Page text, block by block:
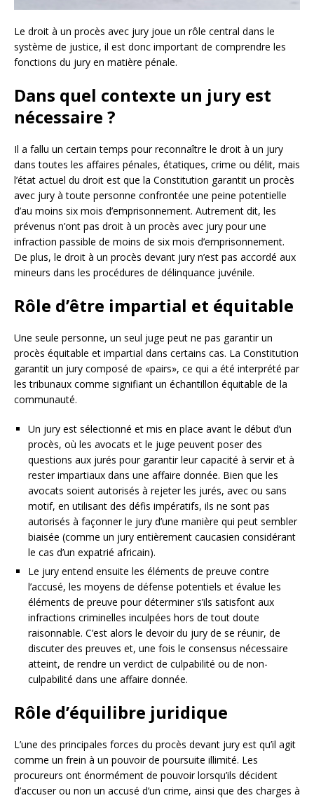
Le droit à un procès avec jury joue un rôle central dans le
système de justice, il est donc important de comprendre les
fonctions du jury en matière pénale.
Dans quel contexte un jury est
nécessaire ?
Il a fallu un certain temps pour reconnaître le droit à un jury
dans toutes les affaires pénales, étatiques, crime ou délit, mais
l’état actuel du droit est que la Constitution garantit un procès
avec jury à toute personne confrontée une peine potentielle
d’au moins six mois d’emprisonnement. Autrement dit, les
prévenus n’ont pas droit à un procès avec jury pour une
infraction passible de moins de six mois d’emprisonnement.
De plus, le droit à un procès devant jury n’est pas accordé aux
mineurs dans les procédures de délinquance juvénile.
Rôle d’être impartial et équitable
Une seule personne, un seul juge peut ne pas garantir un
procès équitable et impartial dans certains cas. La Constitution
garantit un jury composé de «pairs», ce qui a été interprété par
les tribunaux comme signifiant un échantillon équitable de la
communauté.
Un jury est sélectionné et mis en place avant le début d’un
procès, où les avocats et le juge peuvent poser des
questions aux jurés pour garantir leur capacité à servir et à
rester impartiaux dans une affaire donnée. Bien que les
avocats soient autorisés à rejeter les jurés, avec ou sans
motif, en utilisant des défis impératifs, ils ne sont pas
autorisés à façonner le jury d’une manière qui peut sembler
biaisée (comme un jury entièrement caucasien considérant
le cas d’un expatrié africain).
Le jury entend ensuite les éléments de preuve contre
l’accusé, les moyens de défense potentiels et évalue les
éléments de preuve pour déterminer s’ils satisfont aux
infractions criminelles inculpées hors de tout doute
raisonnable. C’est alors le devoir du jury de se réunir, de
discuter des preuves et, une fois le consensus nécessaire
atteint, de rendre un verdict de culpabilité ou de non-
culpabilité dans une affaire donnée.
Rôle d’équilibre juridique
L’une des principales forces du procès devant jury est qu’il agit
comme un frein à un pouvoir de poursuite illimité. Les
procureurs ont énormément de pouvoir lorsqu’ils décident
d’accuser ou non un accusé d’un crime, ainsi que des charges à